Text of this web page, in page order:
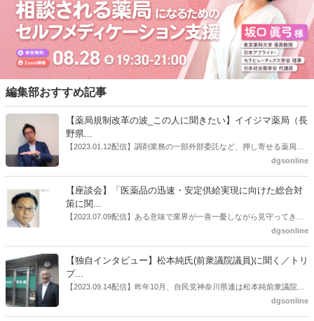
編集部おすすめ記事
【薬局規制改革の波_この人に聞きたい】イイジマ薬局（長
野県...
【2023.01.12配信】調剤業務の一部外部委託など、押し寄せる薬局業
界への規制改革の波。この規制改革の波を薬局業界はどう受け止めた
はないだろうか。本紙ではこうした問題について、厚労省「薬局薬剤
師の業務及び薬局の機能に関するワーキンググループ」に参考人とし
ても出席していたイイジマ薬局（長野県上田市）開設者である飯島裕
dgsonline
【座談会】「医薬品の迅速・安定供給実現に向けた総合対
策に関...
【2023.07.09配信】ある意味で業界が一喜一憂しながら見守ってきた
厚労省「医薬品の迅速・安定供給実現に向けた総合対策に関する有識
書がとりまとめられた。ドラビズon-lineでは検討会を総括する目的で
厚労省医政局医薬産業振興・医療情報企画課長（医薬産業振興・医療
情報企画課セルフケア・セルフメディケーション推進室長併任）安藤
公一氏や青山学院大学名誉教授の三村優美子氏、 日本保険薬局協会医
dgsonline
【独自インタビュー】松本純氏(前衆議院議員)に聞く／トリ
プ...
【2023.09.14配信】昨年10月、自民党神奈川県連は松本純前衆議院議
員を「自民党神奈川1区」（横浜市中区・磯子区・金沢区）の支部長
dgsonline